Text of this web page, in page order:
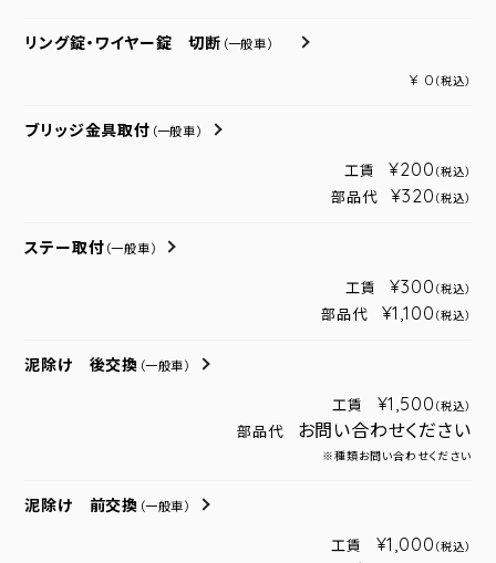
リング錠・ワイヤー錠 切断 （一般車）
¥ 0 （税込）
ブリッジ金具取付 （一般車）
工賃 ¥200 （税込）
部品代 ¥320 （税込）
ステー取付 （一般車）
工賃 ¥300 （税込）
部品代 ¥1,100 （税込）
泥除け 後交換 （一般車）
工賃 ¥1,500 （税込）
部品代 お問い合わせください
※種類お問い合わせください
泥除け 前交換 （一般車）
工賃 ¥1,000 （税込）